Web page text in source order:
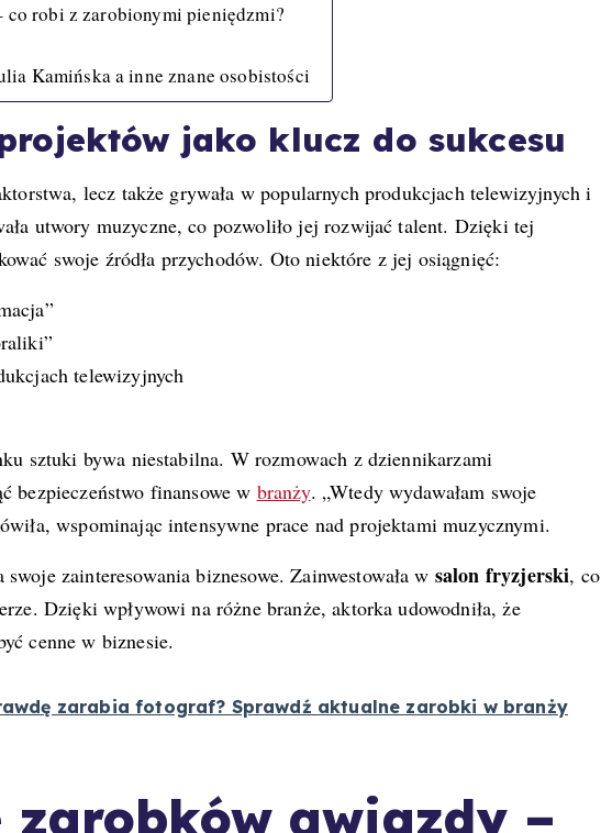
robi z zarobionymi pieniędzmi?
Kamińska a inne znane osobistości
jako klucz do sukcesu
lecz także grywała w popularnych produkcjach telewizyjnych i
utwory muzyczne, co pozwoliło jej rozwijać talent. Dzięki tej
swoje źródła przychodów. Oto niektóre z jej osiągnięć:
telewizyjnych
sztuki bywa niestabilna. W rozmowach z dziennikarzami
bezpieczeństwo finansowe w branży. „Wtedy wydawałam swoje
wspominając intensywne prace nad projektami muzycznymi.
zainteresowania biznesowe. Zainwestowała w salon fryzjerski, co
Dzięki wpływowi na różne branże, aktorka udowodniła, że
cenne w biznesie.
zarabia fotograf? Sprawdź aktualne zarobki w branży
zarobków gwiazdy –